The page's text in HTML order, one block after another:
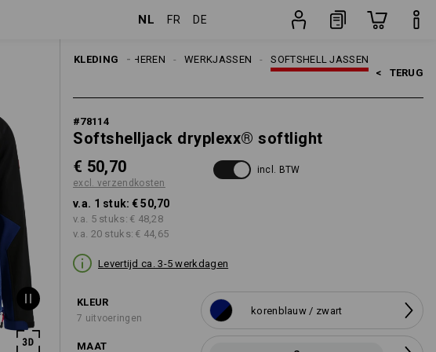
NL FR DE
KLEDING SOFTSHELL JASSEN
WERKJASSEN
HEREN
< TERUG
#78114
Softshelljack dryplexx® softlight
€ 50,70
excl. verzendkosten
incl. BTW
v.a. 1 stuk: € 50,70
v.a. 5 stuks: € 48,28
v.a. 20 stuks: € 44,65
Levertijd ca. 3-5 werkdagen
KLEUR
7 uitvoeringen
korenblauw / zwart
MAAT